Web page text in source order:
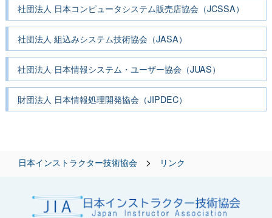
社団法人 日本コンピュータシステム販売店協会（JCSSA）
社団法人 組込みシステム技術協会（JASA）
社団法人 日本情報システム・ユーザー協会（JUAS）
財団法人 日本情報処理開発協会（JIPDEC）
日本インストラクター技術協会 > リンク